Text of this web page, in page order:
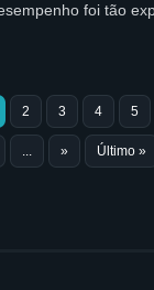
foi tão
2 3 4 5
... » Último »